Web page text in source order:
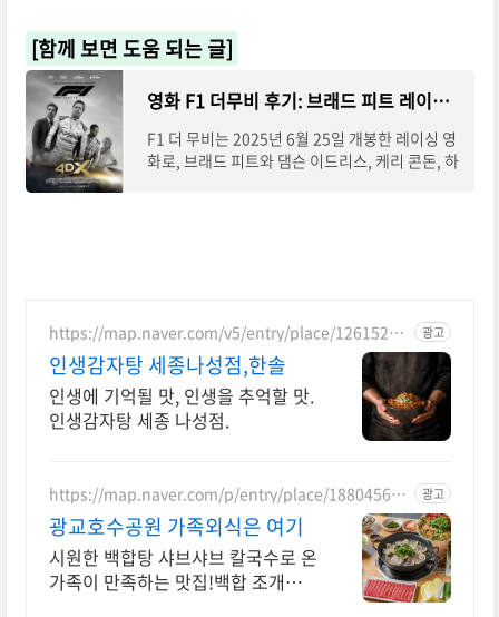
[함께 보면 도움 되는 글]
영화 F1 더무비 후기: 브래드 피트 레이싱 쿠키 영상
F1 더 무비는 2025년 6월 25일 개봉한 레이싱 영
화로, 브래드 피트와 댐슨 이드리스, 케리 콘돈, 하
https://map.naver.com/v5/entry/place/12615261
91
광고
인생감자탕 세종나성점,한솔
인생에 기억될 맛, 인생을 추억할 맛.
인생감자탕 세종 나성점.
https://map.naver.com/p/entry/place/188045621
광고
광교호수공원 가족외식은 여기
시원한 백합탕 샤브샤브 칼국수로 온
가족이 만족하는 맛집!백합 조개를